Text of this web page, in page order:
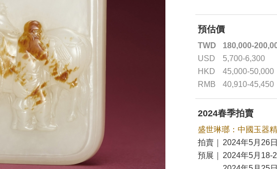
預估價
TWD
180,000-
USD
5,700-6,300
HKD
45,000-50,000
RMB
40,910-45,450
2024春季拍賣
盛世琳瑯：中國玉器
拍賣｜
2024年5月26
預展｜
2024年5月18-